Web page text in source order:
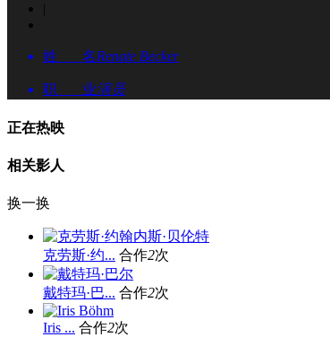
|
姓 名Renate Becker
职 业演员
正在热映
相关影人
换一换
克劳斯·约... 合作2次
戴特玛·巴... 合作2次
Iris ... 合作2次